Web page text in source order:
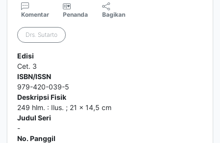
Komentar Penanda Bagikan
Drs. Sutarto
Edisi
Cet. 3
ISBN/ISSN
979-420-039-5
Deskripsi Fisik
249 hlm. : Ilus. ; 21 x 14,5 cm
Judul Seri
-
No. Panggil